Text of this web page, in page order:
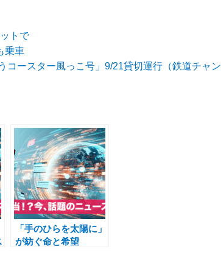
トで
乗車
コースター風っこ号」9/21貸切運行（鉄道チャン
「手のひらを太陽に」
が紡ぐ命と希望